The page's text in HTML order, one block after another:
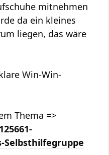
mitnehmen
da ein kleines
liegen, das wäre
Win-Win-
Thema =>
Selbsthilfegruppe